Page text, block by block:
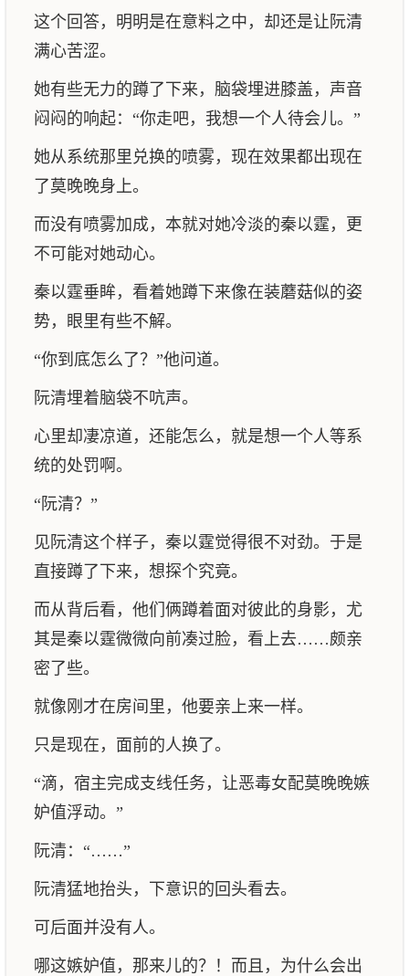
这个回答，明明是在意料之中，却还是让阮清
满心苦涩。
她有些无力的蹲了下来，脑袋埋进膝盖，声音
闷闷的响起：“你走吧，我想一个人待会儿。”
她从系统那里兑换的喷雾，现在效果都出现在
了莫晚晚身上。
而没有喷雾加成，本就对她冷淡的秦以霆，更
不可能对她动心。
秦以霆垂眸，看着她蹲下来像在装蘑菇似的姿
势，眼里有些不解。
“你到底怎么了？”他问道。
阮清埋着脑袋不吭声。
心里却凄凉道，还能怎么，就是想一个人等系
统的处罚啊。
“阮清？”
见阮清这个样子，秦以霆觉得很不对劲。于是
直接蹲了下来，想探个究竟。
而从背后看，他们俩蹲着面对彼此的身影，尤
其是秦以霆微微向前凑过脸，看上去……颇亲
密了些。
就像刚才在房间里，他要亲上来一样。
只是现在，面前的人换了。
“滴，宿主完成支线任务，让恶毒女配莫晚晚嫉
妒值浮动。”
阮清：“……”
阮清猛地抬头，下意识的回头看去。
可后面并没有人。
哪这嫉妒值，那来儿的？！而且，为什么会出